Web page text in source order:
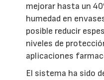
mejorar hasta un
humedad en
posible reducir
niveles de
aplicaciones
El sistema ha sido